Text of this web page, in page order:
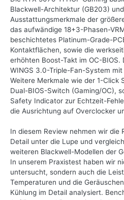
Blackwell-Architektur (GB203)
Ausstattungsmerkmale der
das aufwändige 18+3-Phasen-
beschichtetes Platinum-Grade-
Kontaktflächen, sowie die
erhöhten Boost-Takt im OC-
WINGS 3.0-Triple-Fan-System
Weitere Merkmale wie der 1-Click
Dual-BIOS-Switch (Gaming/OC),
Safety Indicator zur Echtzeit-
die Ausrichtung auf Overclocker
In diesem Review nehmen wir die
Detail unter die Lupe und
weiteren Blackwell-Modellen der
In unserem Praxistest haben wir
untersucht, sondern auch die
Temperaturen und die
Kühlung im Detail analysiert.